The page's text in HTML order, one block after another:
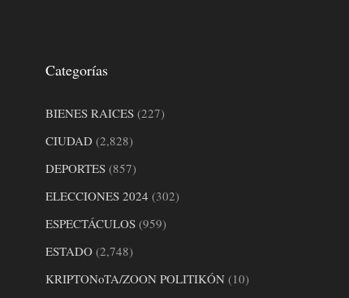
Categorías
BIENES RAICES(227)
CIUDAD(2,828)
DEPORTES(857)
ELECCIONES 2024 (302)
ESPECTÁCULOS(959)
ESTADO(2,748)
KRIPTONoTA/ZOON POLITIKÓN(10)